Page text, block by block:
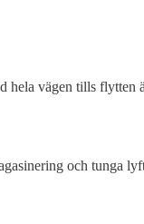
hela vägen tills flytten
och tunga